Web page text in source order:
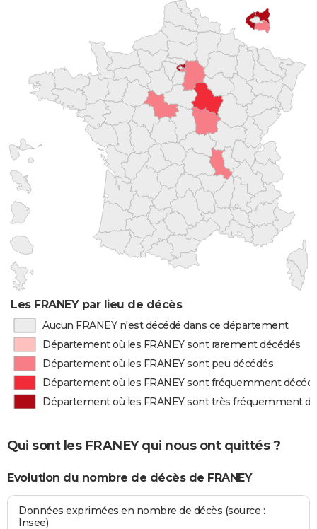
Les FRANEY par lieu de décès
Aucun FRANEY n'est décédé dans ce département
Département où les FRANEY sont rarement décédés
Département où les FRANEY sont peu décédés
Département où les FRANEY sont fréquemment
Département où les FRANEY sont très fréquemment
Qui sont les FRANEY qui nous ont quittés ?
Evolution du nombre de décès de FRANEY
Données exprimées en nombre de décès (source :
Insee)